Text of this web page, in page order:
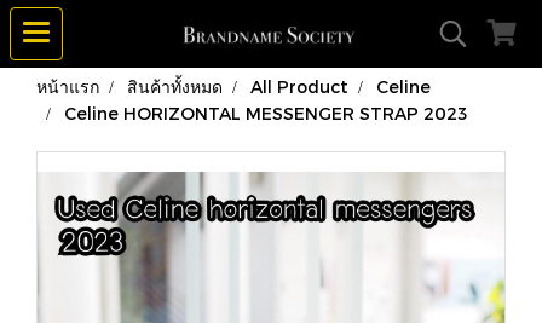
หน้าแรก สินค้าทั้งหมด All Product
Celine
Celine HORIZONTAL MESSENGER STRAP 2023